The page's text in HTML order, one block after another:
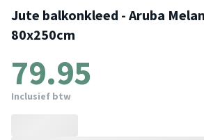
Jute balkonkleed - Aruba
80x250cm
79.95
Inclusief btw